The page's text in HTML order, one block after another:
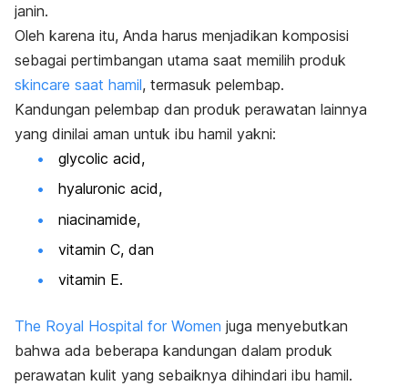
janin.
Oleh karena itu, Anda harus menjadikan komposisi
sebagai pertimbangan utama saat memilih produk
skincare saat hamil, termasuk pelembap.
Kandungan pelembap dan produk perawatan lainnya
yang dinilai aman untuk ibu hamil yakni:
glycolic acid,
hyaluronic acid,
niacinamide,
vitamin C, dan
vitamin E.
The Royal Hospital for Women juga menyebutkan
bahwa ada beberapa kandungan dalam produk
perawatan kulit yang sebaiknya dihindari ibu hamil.